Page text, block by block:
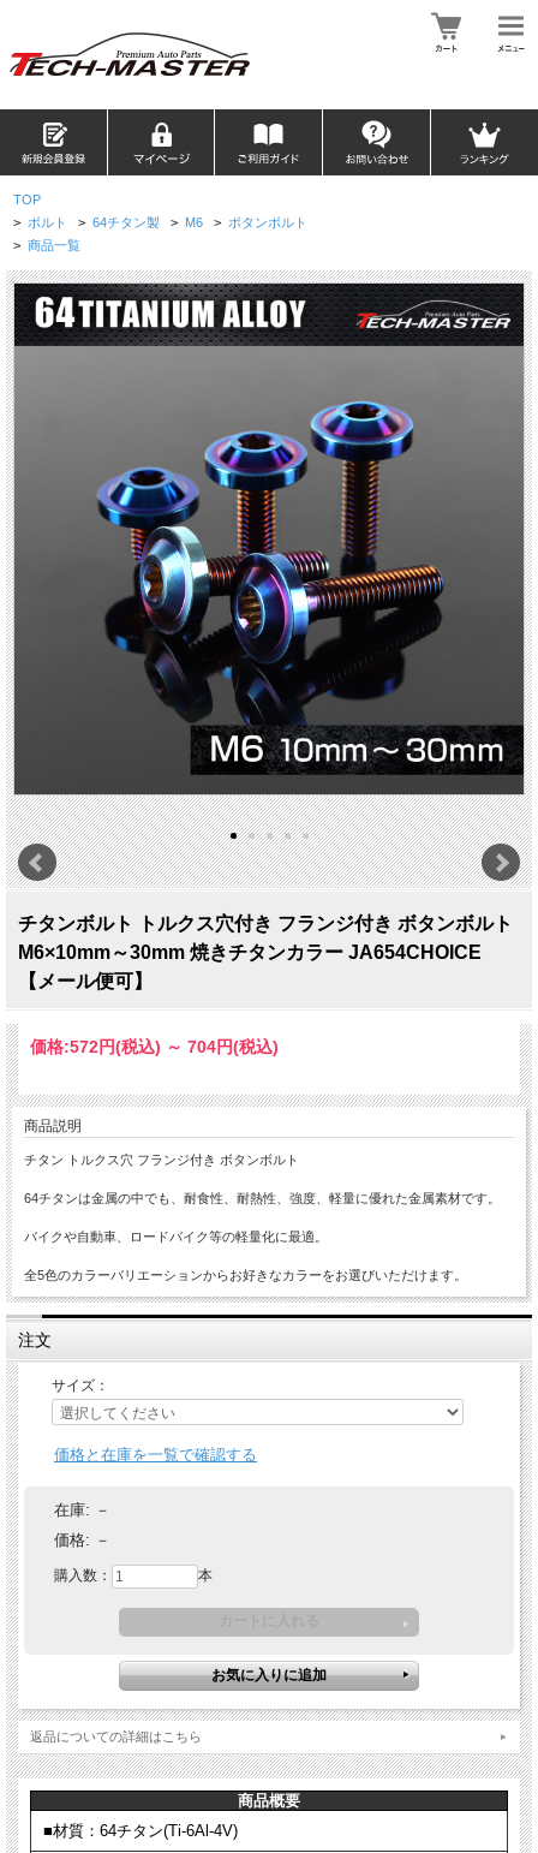
TOP
> ボルト > 64チタン製 > M6 > ボタンボルト
> 商品一覧
チタンボルト トルクス穴付き フランジ付き ボタンボルト
M6×10mm～30mm 焼きチタンカラー JA654CHOICE
【メール便可】
価格:572円(税込) ～ 704円(税込)
商品説明
チタン トルクス穴 フランジ付き ボタンボルト
64チタンは金属の中でも、耐食性、耐熱性、強度、軽量に優れた金属素材です。
バイクや自動車、ロードバイク等の軽量化に最適。
全5色のカラーバリエーションからお好きなカラーをお選びいただけます。
注文
サイズ：
価格と在庫を一覧で確認する
在庫: －
価格: －
購入数： 本
返品についての詳細はこちら
商品概要
■材質：64チタン(Ti-6Al-4V)